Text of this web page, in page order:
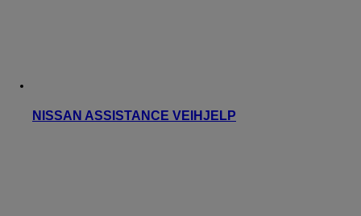
NISSAN ASSISTANCE VEIHJELP